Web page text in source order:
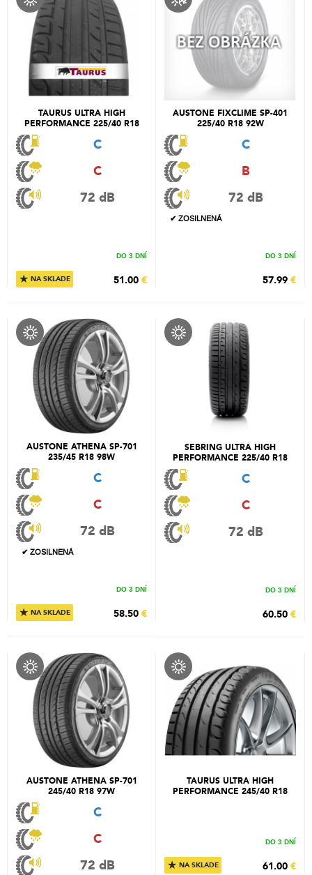
TAURUS ULTRA HIGH
PERFORMANCE 225/40 R18
C
C
72 dB
★ NA SKLADE
DO 3 DNÍ
51.00 €
AUSTONE FIXCLIME SP-401
225/40 R18 92W
C
B
72 dB
✔ ZOSILNENÁ
DO 3 DNÍ
57.99 €
AUSTONE ATHENA SP-701
235/45 R18 98W
C
C
72 dB
★ NA SKLADE
✔ ZOSILNENÁ
DO 3 DNÍ
58.50 €
SEBRING ULTRA HIGH
PERFORMANCE 225/40 R18
C
C
72 dB
DO 3 DNÍ
60.50 €
AUSTONE ATHENA SP-701
245/40 R18 97W
C
C
72 dB
TAURUS ULTRA HIGH
PERFORMANCE 245/40 R18
★ NA SKLADE
DO 3 DNÍ
61.00 €